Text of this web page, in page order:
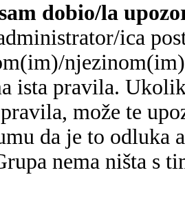
dobio/la
ica
ista pravila.
može te
da je to odluka
nema ništa s